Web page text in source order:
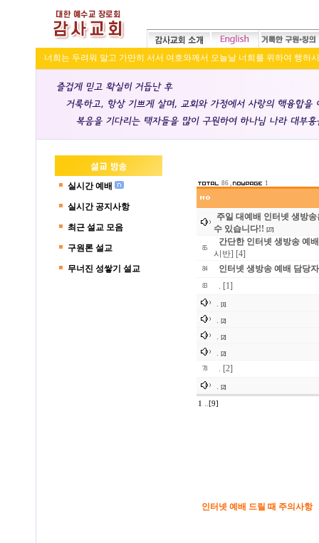
너희는 두려워 말고 가만히 서서 여호와께서 오늘날 너희를 위하여 행하
실시간 예배
실시간 공지사항
최근 설교 모음
구원론 설교
무너진 성쌓기 설교
86 , 1
주일 대예배 인터넷 생방
수 있습니다!! [27]
85
간단한 인터넷 생방송 예
시반] [4]
84 인터넷 생방송 예배 담당
83 . [1]
. [1]
. [2]
. [2]
. [2]
78 . [2]
. [2]
1 [9]
인터넷 예배 드릴 때 주의사항